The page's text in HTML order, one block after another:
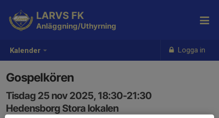
Kalender Logga in
LARVS FK
Anläggning/Uthyrning
Gospelkören
Tisdag 25 nov 2025, 18:30-21:30
Hedensborg Stora lokalen